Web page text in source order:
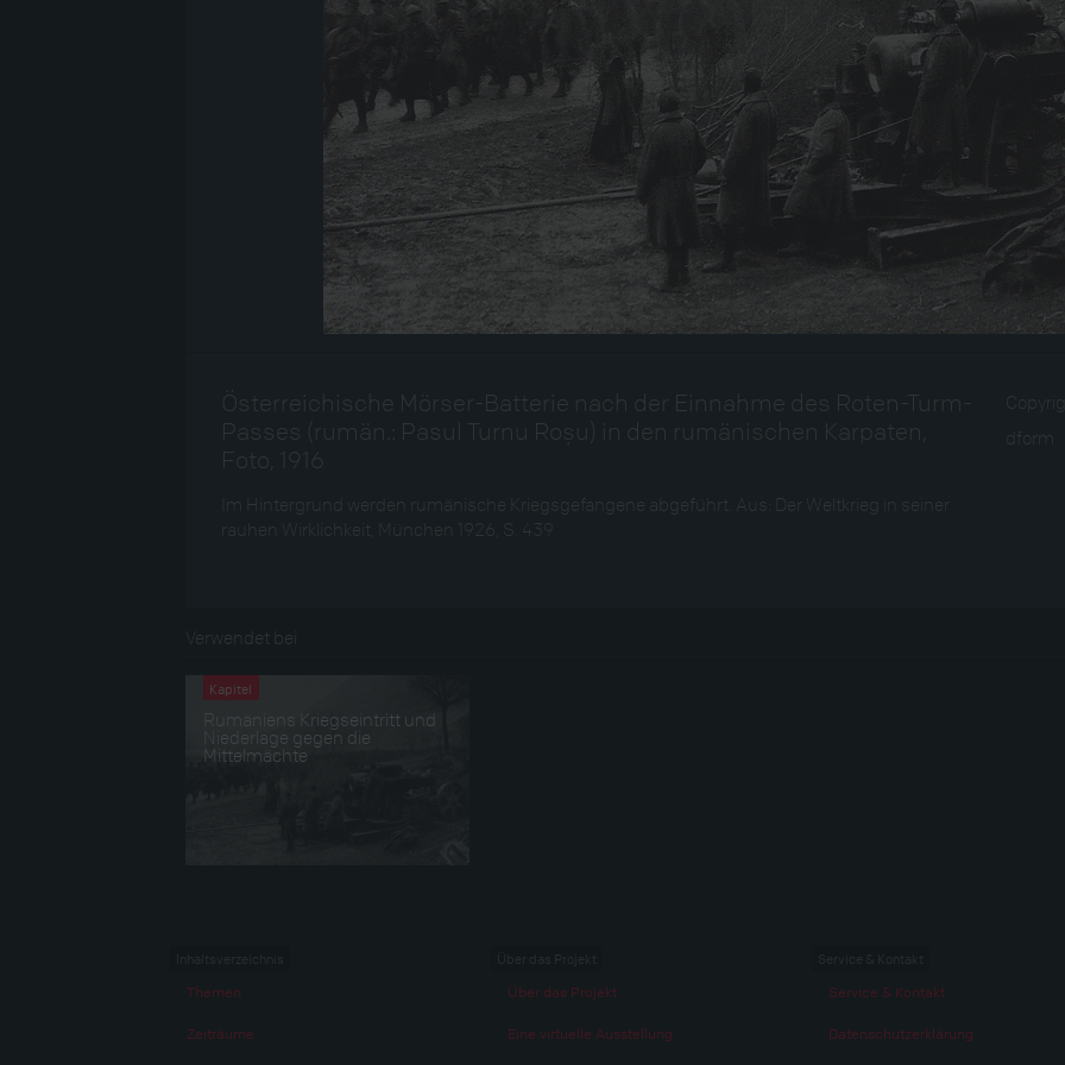
Österreichische Mörser-Batterie nach der Einnahme des Roten-Turm-
Passes (rumän.: Pasul Turnu Roșu) in den rumänischen Karpaten,
Foto, 1916
Im Hintergrund werden rumänische Kriegsgefangene abgeführt. Aus: Der Weltkrieg in seiner
rauhen Wirklichkeit, München 1926, S. 439
dform
Verwendet bei
Kapitel
Rumäniens Kriegseintritt und
Niederlage gegen die
Mittelmächte
Themen
Zeiträume
Über das Projekt
Eine virtuelle Ausstellung
Service & Kontakt
Datenschutzerklärung